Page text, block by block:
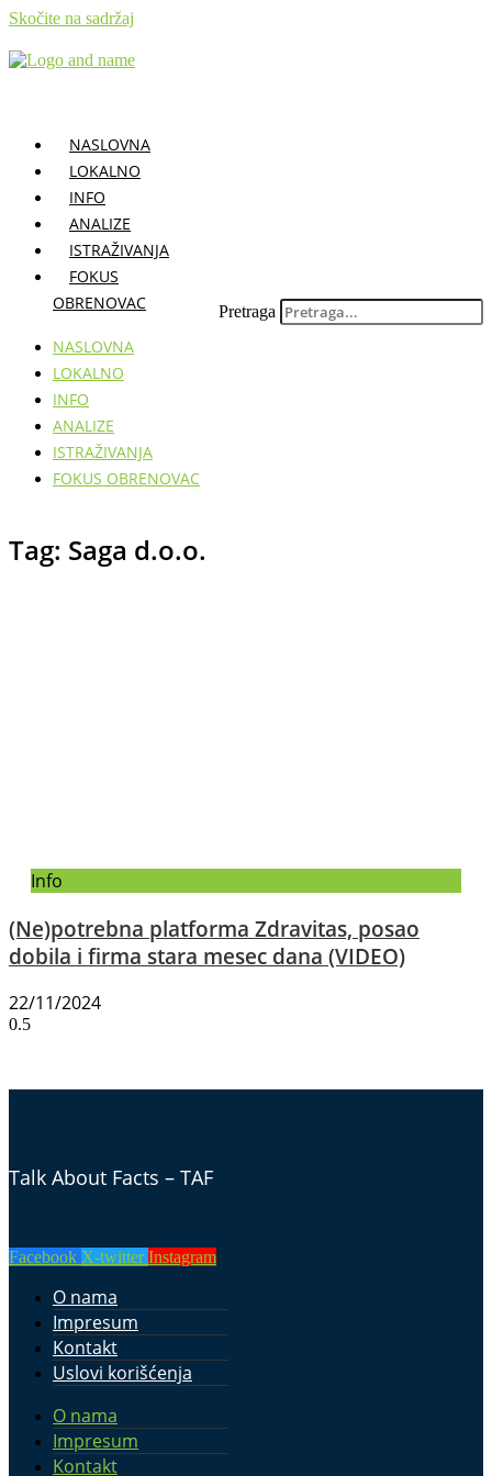
Skočite na sadržaj
NASLOVNA
LOKALNO
INFO
ANALIZE
ISTRAŽIVANJA
FOKUS
OBRENOVAC
NASLOVNA
LOKALNO
INFO
ANALIZE
ISTRAŽIVANJA
FOKUS OBRENOVAC
Pretraga
Tag: Saga d.o.o.
Info
(Ne)potrebna platforma Zdravitas, posao
dobila i firma stara mesec dana (VIDEO)
22/11/2024
Talk About Facts – TAF
Facebook X-twitter Instagram
O nama
Impresum
Kontakt
Uslovi korišćenja
O nama
Impresum
Kontakt